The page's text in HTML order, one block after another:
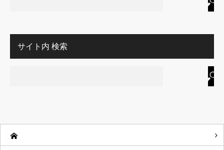
サイト内 検索